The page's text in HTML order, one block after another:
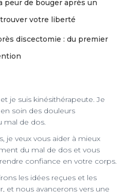
peur de bouger après un
votre liberté
discectomie : du premier
je suis kinésithérapeute. Je
soin des douleurs
mal de dos.
je veux vous aider à mieux
du mal de dos et vous
confiance en votre corps.
les idées reçues et les
et nous avancerons vers une